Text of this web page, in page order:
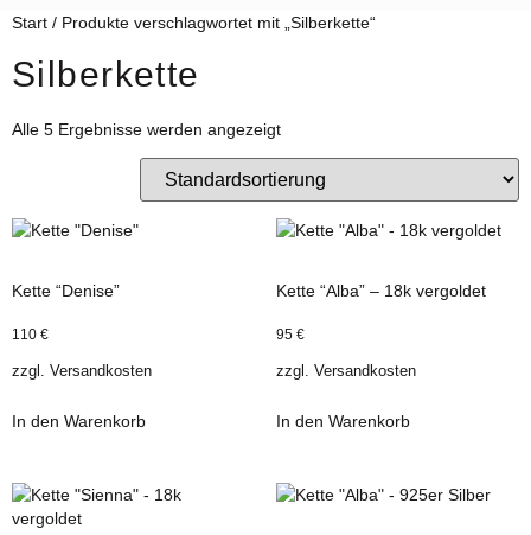
Start / Produkte verschlagwortet mit „Silberkette“
Silberkette
Alle 5 Ergebnisse werden angezeigt
Kette “Denise”
110 €
zzgl. Versandkosten
In den Warenkorb
Kette “Alba” – 18k vergoldet
95 €
zzgl. Versandkosten
In den Warenkorb